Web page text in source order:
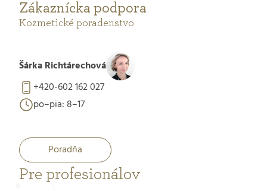
Zákaznícka podpora
Kozmetické poradenstvo
Šárka Richtárechová
+420-602 162 027
po–pia: 8–17
Poradňa
Pre profesionálov